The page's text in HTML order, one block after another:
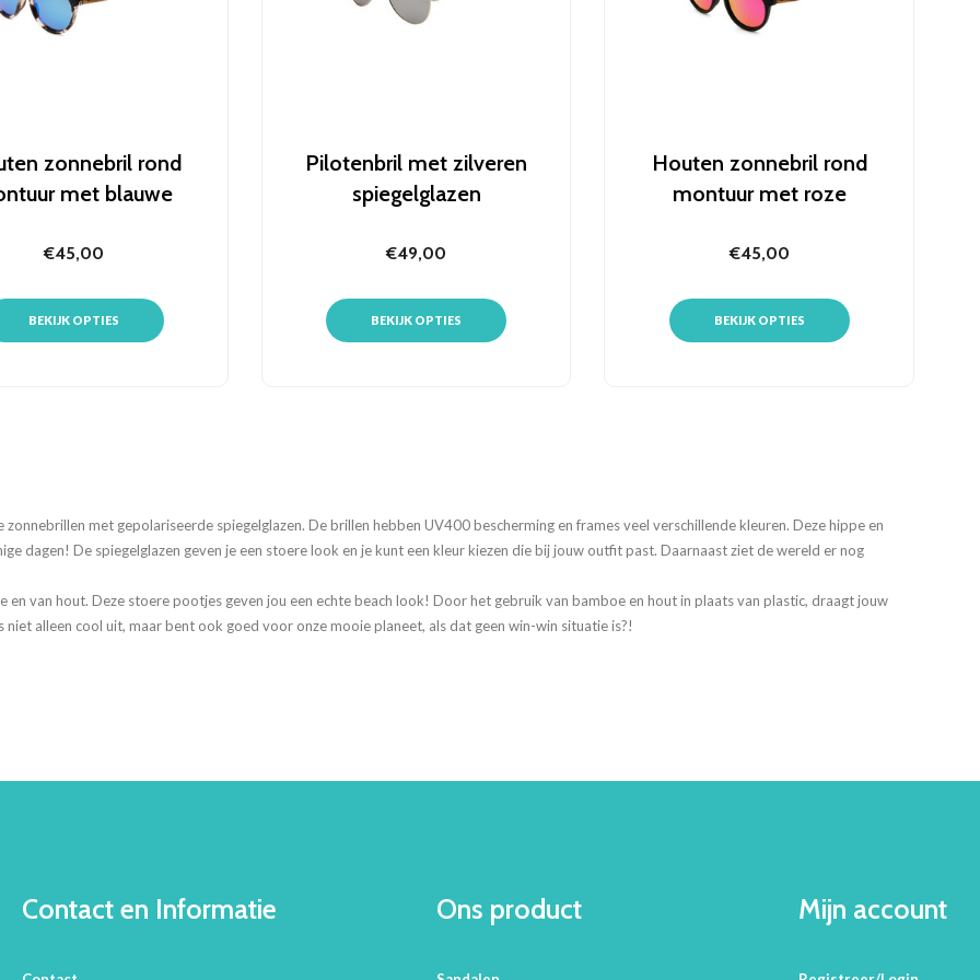
zonnebril rond
met blauwe
€45,00
BEKIJK OPTIES
Pilotenbril met zilveren
spiegelglazen
€49,00
BEKIJK OPTIES
Houten zonnebril rond
montuur met roze
€45,00
BEKIJK OPTIES
met gepolariseerde spiegelglazen. De brillen hebben UV400 bescherming en frames veel verschillende kleuren. Deze hippe en
dagen! De spiegelglazen geven je een stoere look en je kunt een kleur kiezen die bij jouw outfit past. Daarnaast ziet de wereld er nog
van hout. Deze stoere pootjes geven jou een echte beach look! Door het gebruik van bamboe en hout in plaats van plastic, draagt jouw
alleen cool uit, maar bent ook goed voor onze mooie planeet, als dat geen win-win situatie is?!
Contact en Informatie Ons product Mijn account